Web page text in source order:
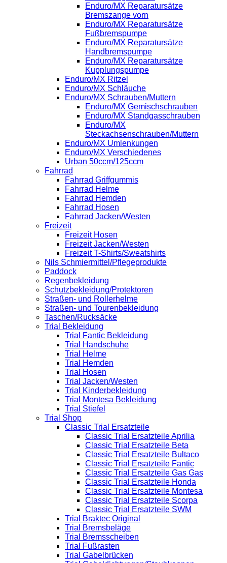
Enduro/MX Reparatursätze
Bremszange vorn
Enduro/MX Reparatursätze
Fußbremspumpe
Enduro/MX Reparatursätze
Handbremspumpe
Enduro/MX Reparatursätze
Kupplungspumpe
Enduro/MX Ritzel
Enduro/MX Schläuche
Enduro/MX Schrauben/Muttern
Enduro/MX Gemischschrauben
Enduro/MX Standgasschrauben
Enduro/MX
Steckachsenschrauben/Muttern
Enduro/MX Umlenkungen
Enduro/MX Verschiedenes
Urban 50ccm/125ccm
Fahrrad
Fahrrad Griffgummis
Fahrrad Helme
Fahrrad Hemden
Fahrrad Hosen
Fahrrad Jacken/Westen
Freizeit
Freizeit Hosen
Freizeit Jacken/Westen
Freizeit T-Shirts/Sweatshirts
Nils Schmiermittel/Pflegeprodukte
Paddock
Regenbekleidung
Schutzbekleidung/Protektoren
Straßen- und Rollerhelme
Straßen- und Tourenbekleidung
Taschen/Rucksäcke
Trial Bekleidung
Trial Fantic Bekleidung
Trial Handschuhe
Trial Helme
Trial Hemden
Trial Hosen
Trial Jacken/Westen
Trial Kinderbekleidung
Trial Montesa Bekleidung
Trial Stiefel
Trial Shop
Classic Trial Ersatzteile
Classic Trial Ersatzteile Aprilia
Classic Trial Ersatzteile Beta
Classic Trial Ersatzteile Bultaco
Classic Trial Ersatzteile Fantic
Classic Trial Ersatzteile Gas Gas
Classic Trial Ersatzteile Honda
Classic Trial Ersatzteile Montesa
Classic Trial Ersatzteile Scorpa
Classic Trial Ersatzteile SWM
Trial Braktec Original
Trial Bremsbeläge
Trial Bremsscheiben
Trial Fußrasten
Trial Gabelbrücken